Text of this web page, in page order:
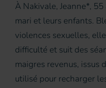
À Nakivale, Jeanne*,
mari et leurs enfants.
violences sexuelles,
difficulté et suit des
maigres revenus, issus
utilisé pour recharger